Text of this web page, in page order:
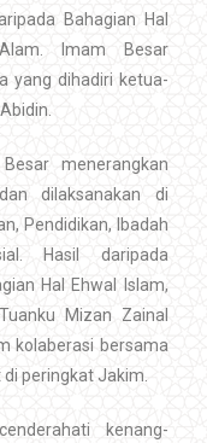
Bahagian Hal
Imam Besar
yang dihadiri ketua-
menerangkan
dilaksanakan di
Pendidikan, Ibadah
Hasil daripada
Hal Ehwal Islam,
Mizan Zainal
kolaberasi bersama
peringkat Jakim.
kenang-